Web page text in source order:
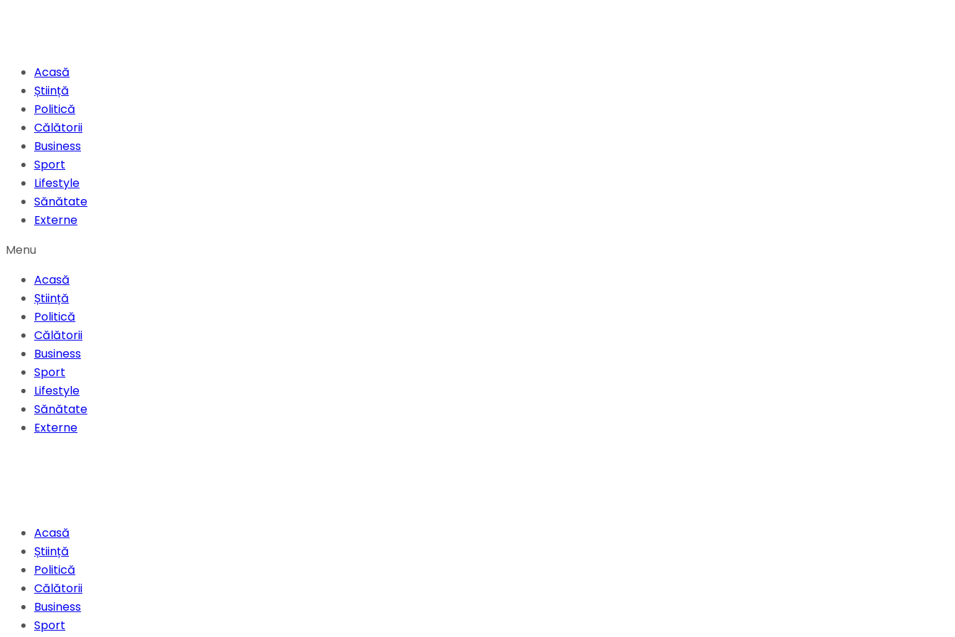
Acasă
Știință
Politică
Călătorii
Business
Sport
Lifestyle
Sănătate
Externe
Menu
Acasă
Știință
Politică
Călătorii
Business
Sport
Lifestyle
Sănătate
Externe
Acasă
Știință
Politică
Călătorii
Business
Sport